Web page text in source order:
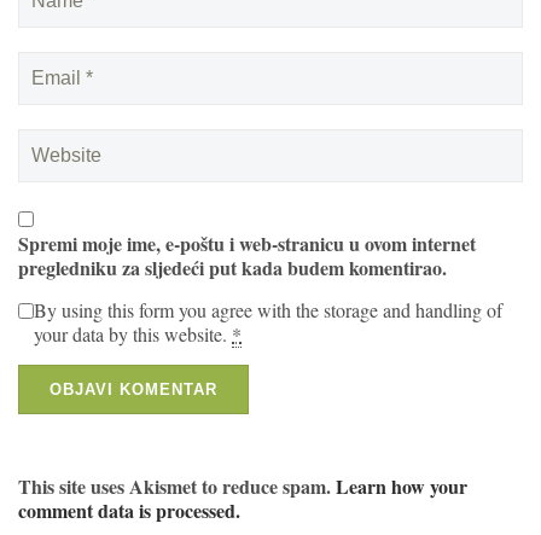
Spremi moje ime, e-poštu i web-stranicu u ovom internet
pregledniku za sljedeći put kada budem komentirao.
By using this form you agree with the storage and handling of
your data by this website. *
This site uses Akismet to reduce spam.Learn how your
comment data is processed.